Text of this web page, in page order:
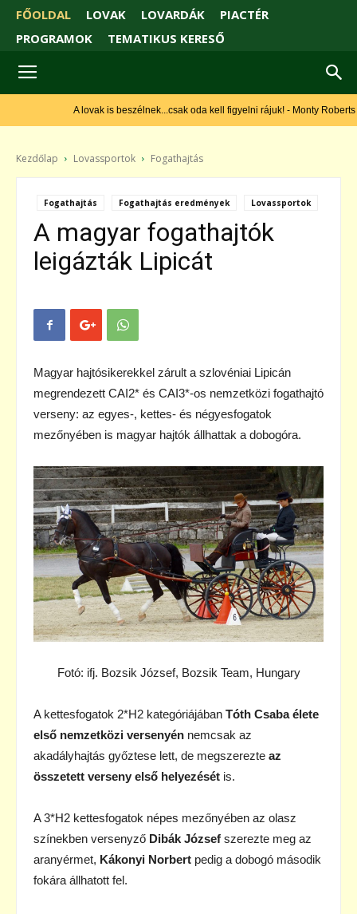
FŐOLDAL LOVAK LOVARDÁK
PIACTÉR
PROGRAMOK
TEMATIKUS KERESŐ
A lovak is beszélnek...csak oda kell figyelni rájuk! - Monty Roberts
Kezdőlap Lovassportok Fogathajtás
Fogathajtás Fogathajtás eredmények Lovassportok
A magyar fogathajtók
leigázták Lipicát
Magyar hajtósikerekkel zárult a szlovéniai Lipicán
megrendezett CAI2* és CAI3*-os nemzetközi fogathajtó
verseny: az egyes-, kettes- és négyesfogatok
mezőnyében is magyar hajtók állhattak a dobogóra.
Fotó: ifj. Bozsik József, Bozsik Team, Hungary
A kettesfogatok 2*H2 kategóriájában Tóth Csaba élete
első nemzetközi versenyén nemcsak az
akadályhajtás győztese lett, de megszerezte az
összetett verseny első helyezését is.
A 3*H2 kettesfogatok népes mezőnyében az olasz
színekben versenyző Dibák József szerezte meg az
aranyérmet, Kákonyi Norbert pedig a dobogó második
fokára állhatott fel.